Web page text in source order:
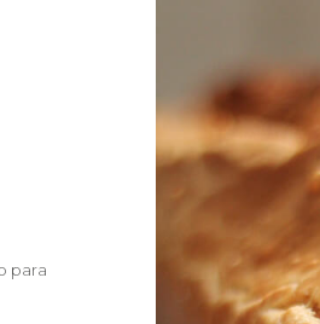
para